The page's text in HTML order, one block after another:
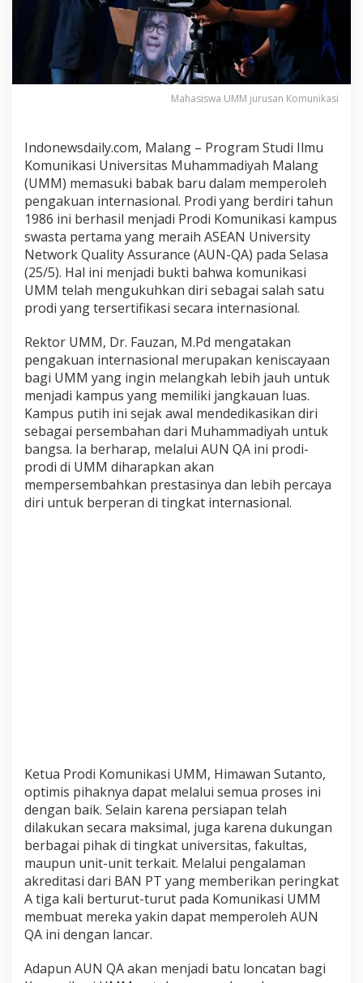
M
M
R
a
i
h
t
i
f
i
k
a
s
I
n
t
r
n
a
s
i
o
a
l
A
U
Mahasiswa UMM jurusan Komunikasi
Indonewsdaily.com, Malang – Program Studi Ilmu
Komunikasi Universitas Muhammadiyah Malang
(UMM) memasuki babak baru dalam memperoleh
pengakuan internasional. Prodi yang berdiri tahun
1986 ini berhasil menjadi Prodi Komunikasi kampus
swasta pertama yang meraih ASEAN University
Network Quality Assurance (AUN-QA) pada Selasa
(25/5). Hal ini menjadi bukti bahwa komunikasi
UMM telah mengukuhkan diri sebagai salah satu
prodi yang tersertifikasi secara internasional.
Rektor UMM, Dr. Fauzan, M.Pd mengatakan
pengakuan internasional merupakan keniscayaan
bagi UMM yang ingin melangkah lebih jauh untuk
menjadi kampus yang memiliki jangkauan luas.
Kampus putih ini sejak awal mendedikasikan diri
sebagai persembahan dari Muhammadiyah untuk
bangsa. Ia berharap, melalui AUN QA ini prodi-
prodi di UMM diharapkan akan
mempersembahkan prestasinya dan lebih percaya
diri untuk berperan di tingkat internasional.
Ketua Prodi Komunikasi UMM, Himawan Sutanto,
optimis pihaknya dapat melalui semua proses ini
dengan baik. Selain karena persiapan telah
dilakukan secara maksimal, juga karena dukungan
berbagai pihak di tingkat universitas, fakultas,
maupun unit-unit terkait. Melalui pengalaman
akreditasi dari BAN PT yang memberikan peringkat
A tiga kali berturut-turut pada Komunikasi UMM
membuat mereka yakin dapat memperoleh AUN
QA ini dengan lancar.
Adapun AUN QA akan menjadi batu loncatan bagi